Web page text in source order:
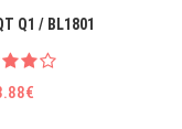
Q1 / BL1801